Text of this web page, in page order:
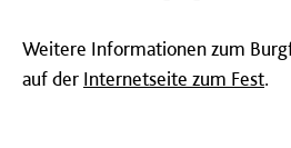
Weitere Informationen zum
auf der Internetseite zum Fest.